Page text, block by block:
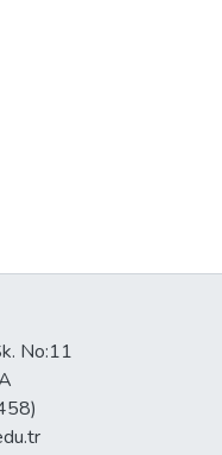
No:11